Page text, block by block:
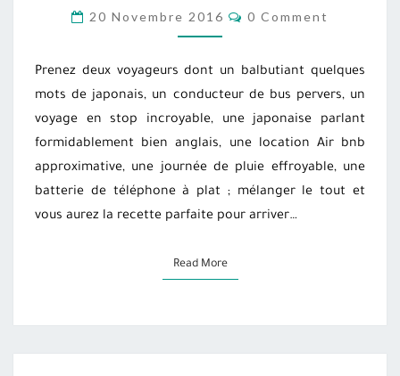
20 Novembre 2016 COMMENTS
0 Comment
Prenez deux voyageurs dont un balbutiant quelques
mots de japonais, un conducteur de bus pervers, un
voyage en stop incroyable, une japonaise parlant
formidablement bien anglais, une location Air bnb
approximative, une journée de pluie effroyable, une
batterie de téléphone à plat ; mélanger le tout et
vous aurez la recette parfaite pour arriver…
Read MoreRead More